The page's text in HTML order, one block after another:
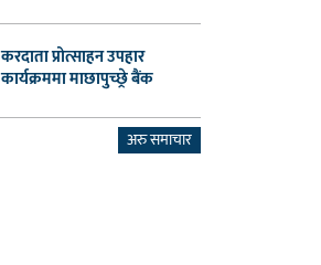
करदाता प्रोत्साहन उपहार
कार्यक्रममा माछापुच्छ्रे बैंक
अरु समाचार